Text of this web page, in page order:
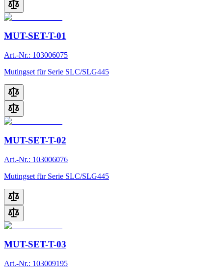
MUT-SET-T-01
Art.-Nr.: 103006075
Mutingset für Serie SLC/SLG445
MUT-SET-T-02
Art.-Nr.: 103006076
Mutingset für Serie SLC/SLG445
MUT-SET-T-03
Art.-Nr.: 103009195